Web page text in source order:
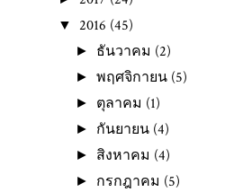
▼ 2016 (45)
► ธันวาคม (2)
►พฤศจิกายน (5)
► ตุลาคม (1)
► กันยายน (4)
► สิงหาคม (4)
► กรกฎาคม (5)